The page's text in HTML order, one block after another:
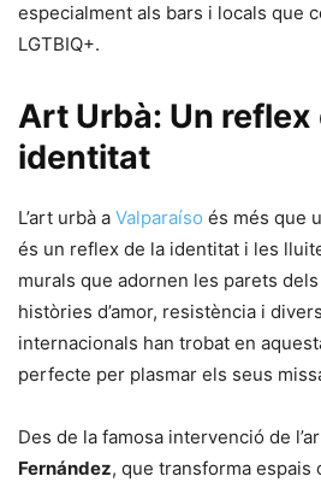
especialment als bars i locals que
LGTBIQ+.
Art Urbà: Un reflex
identitat
L’art urbà a Valparaíso és més que
és un reflex de la identitat i les
murals que adornen les parets
històries d’amor, resistència i
internacionals han trobat en
perfecte per plasmar els seus
Des de la famosa intervenció de
Fernández, que transforma espais